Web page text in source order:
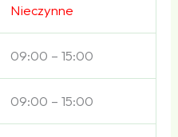
Nieczynne
09:00 – 15:00
09:00 – 15:00